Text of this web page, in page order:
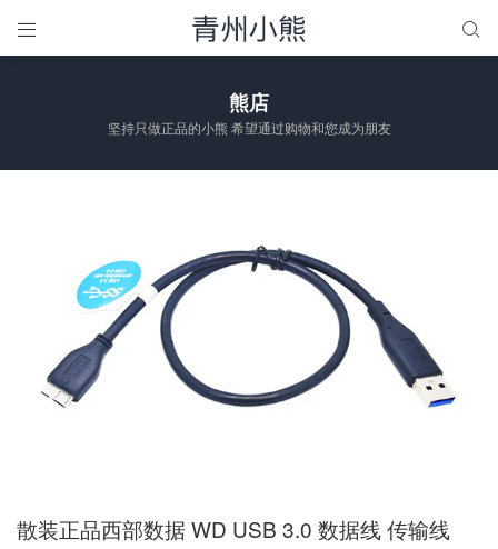
 
熊店
坚持只做正品的小熊 希望通过购物和您成为朋友
散装正品西部数据 WD USB 3.0 数据线 传输线